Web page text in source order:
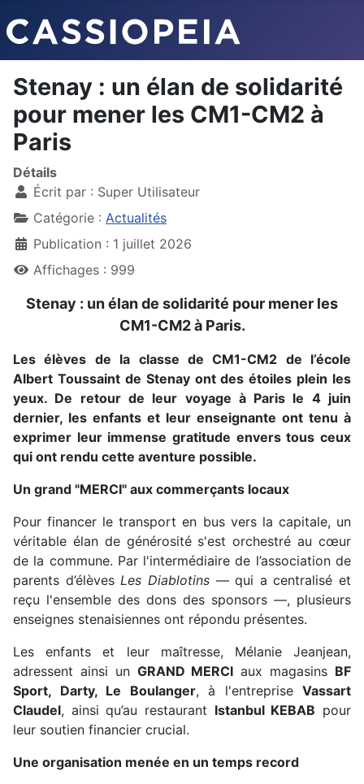
Stenay : un élan de solidarité
pour mener les CM1-CM2 à
Paris
Détails
Écrit par : Super Utilisateur
Catégorie : Actualités
Publication : 1 juillet 2026
Affichages : 999
Stenay : un élan de solidarité pour mener les
CM1-CM2 à Paris.
Les élèves de la classe de CM1-CM2 de l’école
Albert Toussaint de Stenay ont des étoiles plein les
yeux. De retour de leur voyage à Paris le 4 juin
dernier, les enfants et leur enseignante ont tenu à
exprimer leur immense gratitude envers tous ceux
qui ont rendu cette aventure possible.
Un grand "MERCI" aux commerçants locaux
Pour financer le transport en bus vers la capitale, un
véritable élan de générosité s'est orchestré au cœur
de la commune. Par l'intermédiaire de l’association de
parents d’élèvesLes Diablotins— qui a centralisé et
reçu l'ensemble des dons des sponsors —, plusieurs
enseignes stenaisiennes ont répondu présentes.
Les enfants et leur maîtresse, Mélanie Jeanjean,
adressent ainsi un GRAND MERCI aux magasins BF
Sport, Darty, Le Boulanger, à l'entreprise Vassart
Claudel, ainsi qu’au restaurant Istanbul KEBAB pour
leur soutien financier crucial.
Une organisation menée en un temps record